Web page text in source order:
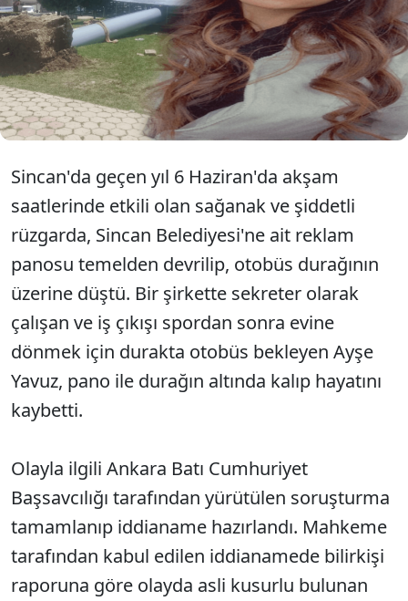
olma' suçundan, 2 yıldan 12 yıla kadar hapis cezası
istemiyle dava açıldı. İddianamede, reklam
panosunun temelinin 4,5 metre derinlikte olması
gerekirken, 1,35 metre derinliğe gömüldüğü, 18
metreküp temel betonu yerine 5,40 metreküp beton
döküldüğü, olayda bilinçli taksirin şartlarının ol
Sincan'da geçen yıl 6 Haziran'da akşam
saatlerinde etkili olan sağanak ve şiddetli
rüzgarda, Sincan Belediyesi'ne ait reklam
panosu temelden devrilip, otobüs durağının
üzerine düştü. Bir şirkette sekreter olarak
çalışan ve iş çıkışı spordan sonra evine
dönmek için durakta otobüs bekleyen Ayşe
Yavuz, pano ile durağın altında kalıp hayatını
kaybetti.
Olayla ilgili Ankara Batı Cumhuriyet
Başsavcılığı tarafından yürütülen soruşturma
tamamlanıp iddianame hazırlandı. Mahkeme
tarafından kabul edilen iddianamede bilirkişi
raporuna göre olayda asli kusurlu bulunan